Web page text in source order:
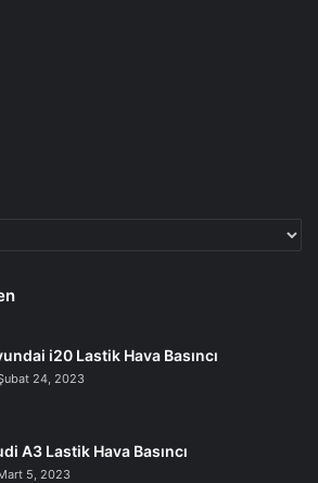
i20 Lastik Hava Basıncı
24, 2023
A3 Lastik Hava Basıncı
5, 2023